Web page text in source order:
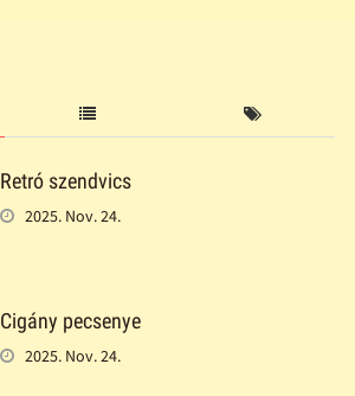
Retró szendvics
2025. Nov. 24.
Cigány pecsenye
2025. Nov. 24.